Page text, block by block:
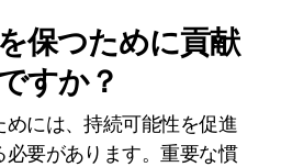
保つために貢献
すか？
には、持続可能性を促進
要があります。重要な慣